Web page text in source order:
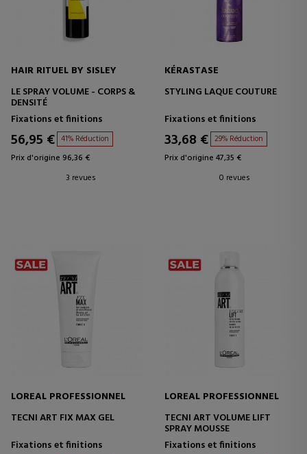
HAIR RITUEL BY SISLEY
LE SPRAY VOLUME - CORPS &
DENSITÉ
Fixations et finitions
56,95 € 41% Réduction
Prix d'origine 96,36 €
3 revues
KÉRASTASE
STYLING LAQUE COUTURE
Fixations et finitions
33,68 € 29% Réduction
Prix d'origine 47,35 €
0 revues
LOREAL PROFESSIONNEL
TECNI ART FIX MAX GEL
Fixations et finitions
LOREAL PROFESSIONNEL
TECNI ART VOLUME LIFT
SPRAY MOUSSE
Fixations et finitions